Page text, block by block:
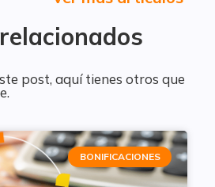
post, aquí tienes otros que
BONIFICACIONES